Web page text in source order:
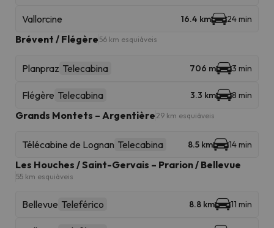
Vallorcine 16.4 km 24 min
Brévent / Flégère 56 km esquiáveis
Planpraz Telecabina 706 m 3 min
Flégère Telecabina 3.3 km 8 min
Grands Montets – Argentière 29 km esquiáveis
Télécabine de Lognan Telecabina 8.5 km 14 min
Les Houches / Saint-Gervais – Prarion / Bellevue
55 km esquiáveis
Bellevue Teleférico 8.8 km 11 min